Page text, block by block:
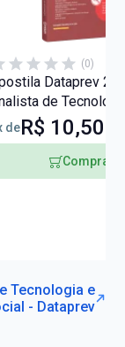
(0)
Dataprev
de
-
deR$ 10,50
Comprar
Tecnologia e
- Dataprev